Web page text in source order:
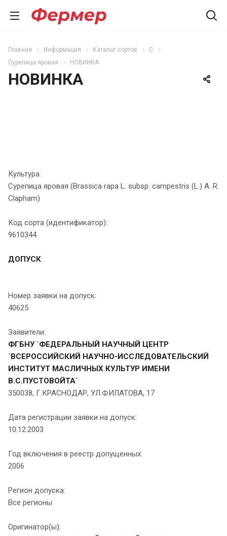
Главная Информация Каталог сортов
С
Сурепица яровая
НОВИНКА
НОВИНКА
Культура:
Сурепица яровая (Brassica rapa L. subsp. campestris (L.) A. R.
Clapham)
Код сорта (идентификатор):
9610344
ДОПУСК:
Номер заявки на допуск:
40625
Заявители:
ФГБНУ `ФЕДЕРАЛЬНЫЙ НАУЧНЫЙ ЦЕНТР
`ВСЕРОССИЙСКИЙ НАУЧНО-ИССЛЕДОВАТЕЛЬСКИЙ
ИНСТИТУТ МАСЛИЧНЫХ КУЛЬТУР ИМЕНИ
В.С.ПУСТОВОЙТА`
350038, Г.КРАСНОДАР, УЛ.ФИЛАТОВА, 17
Дата регистрации заявки на допуск:
10.12.2003
Год включения в реестр допущенных:
2006
Регион допуска:
Все регионы
Оригинатор(ы):